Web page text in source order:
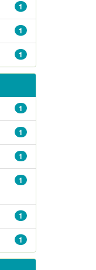
1
1
1
1
1
1
1
1
1